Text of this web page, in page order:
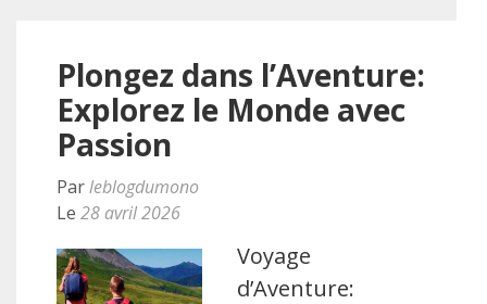
Plongez dans l’Aventure:
Explorez le Monde avec
Passion
Parleblogdumono
Le 28 avril 2026
Voyage
d’Aventure: